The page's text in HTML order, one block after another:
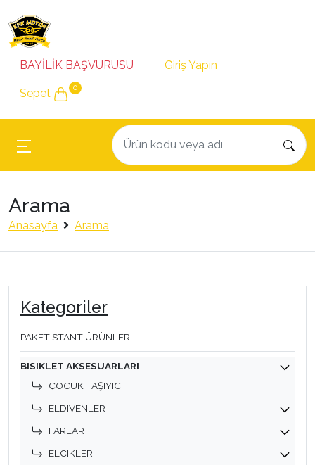
BAYİLİK BAŞVURUSU Giriş Yapın
Sepet 0
Arama
Anasayfa Arama
Kategoriler
PAKET STANT ÜRÜNLER
BISIKLET AKSESUARLARI
ÇOCUK TAŞIYICI
ELDIVENLER
FARLAR
ELCIKLER